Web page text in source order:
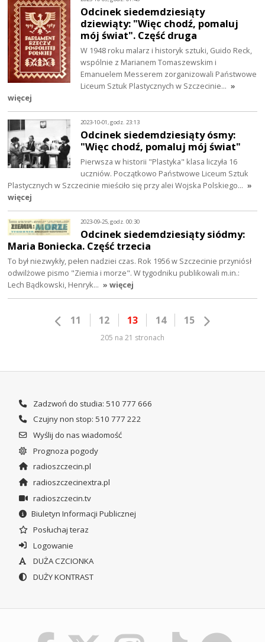
Odcinek siedemdziesiąty
dziewiąty: "Więc chodź, pomaluj
mój świat". Część druga
W 1948 roku malarz i historyk sztuki, Guido Reck,
wspólnie z Marianem Tomaszewskim i
Emanuelem Messerem zorganizowali Państwowe
Liceum Sztuk Plastycznych w Szczecinie… »
więcej
2023-10-01, godz. 23:13
Odcinek siedemdziesiąty ósmy:
"Więc chodź, pomaluj mój świat"
Pierwsza w historii "Plastyka" klasa liczyła 16
uczniów. Początkowo Państwowe Liceum Sztuk
Plastycznych w Szczecinie mieściło się przy alei Wojska Polskiego… »
więcej
2023-09-25, godz. 00:30
Odcinek siedemdziesiąty siódmy:
Maria Boniecka. Część trzecia
To był niezwykły, pełen nadziei czas. Rok 1956 w Szczecinie przyniósł
odwilżowe pismo "Ziemia i morze". W tygodniku publikowali m.in.:
Lech Bądkowski, Henryk… » więcej
11 12 13 14 15
205 na 21 stronach
Zadzwoń do studia: 510 777 666
Czujny non stop: 510 777 222
Wyślij do nas wiadomość
Prognoza pogody
radioszczecin.pl
radioszczecinextra.pl
radioszczecin.tv
Biuletyn Informacji Publicznej
Posłuchaj teraz
Logowanie
DUŻA CZCIONKA
DUŻY KONTRAST